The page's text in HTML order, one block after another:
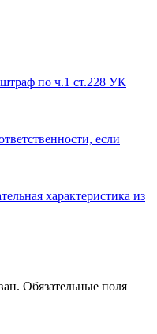
штраф по ч.1 ст.228 УК
если
характеристика из
Обязательные поля